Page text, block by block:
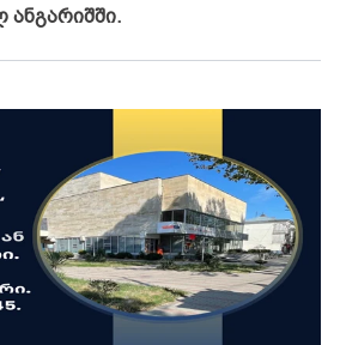
ანგარიშში.